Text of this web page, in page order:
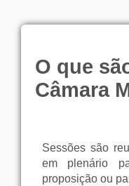
O que
Câmara
Sessões são
em plenário
proposição ou